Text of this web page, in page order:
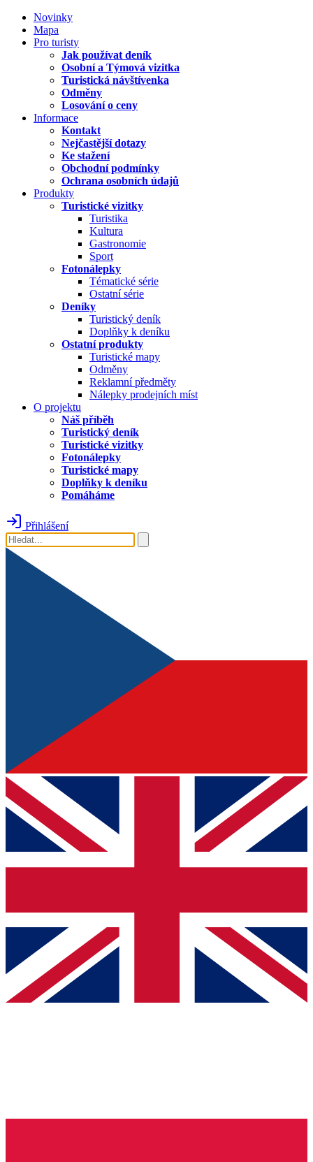
Novinky
Mapa
Pro turisty
Jak používat deník
Osobní a Týmová vizitka
Turistická návštívenka
Odměny
Losování o ceny
Informace
Kontakt
Nejčastější dotazy
Ke stažení
Obchodní podmínky
Ochrana osobních údajů
Produkty
Turistické vizitky
Turistika
Kultura
Gastronomie
Sport
Fotonálepky
Tématické série
Ostatní série
Deníky
Turistický deník
Doplňky k deníku
Ostatní produkty
Turistické mapy
Odměny
Reklamní předměty
Nálepky prodejních míst
O projektu
Náš příběh
Turistický deník
Turistické vizitky
Fotonálepky
Turistické mapy
Doplňky k deníku
Pomáháme
Přihlášení